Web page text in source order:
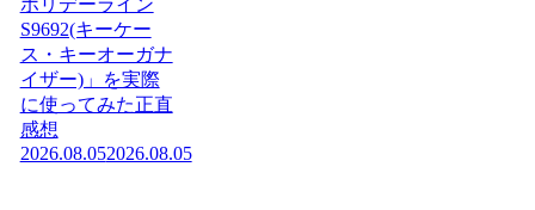
ホリデーライン
S9692(キーケー
ス・キーオーガナ
イザー)」を実際
に使ってみた正直
感想
2026.08.052026.08.05